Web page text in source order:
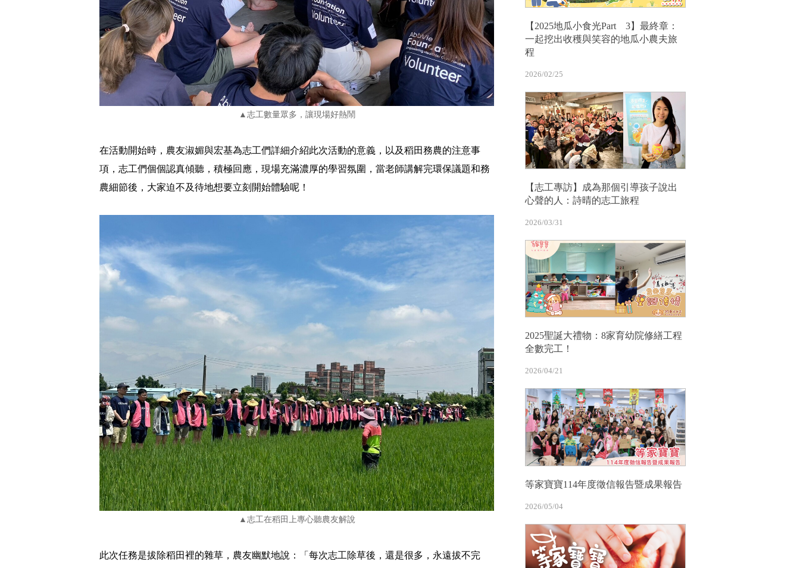
▲志工數量眾多，讓現場好熱鬧
在活動開始時，農友淑媚與宏基為志工們詳細介紹此次活動的意義，以及稻田務農的注意事
項，志工們個個認真傾聽，積極回應，現場充滿濃厚的學習氛圍，當老師講解完環保議題和務
農細節後，大家迫不及待地想要立刻開始體驗呢！
▲志工在稻田上專心聽農友解說
此次任務是拔除稻田裡的雜草，農友幽默地說：「每次志工除草後，還是很多，永遠拔不完
【2025地瓜小食光Part 3】最終章：
一起挖出收穫與笑容的地瓜小農夫旅
程
2026/02/25
【志工專訪】成為那個引導孩子說出
心聲的人：詩晴的志工旅程
2026/03/31
2025聖誕大禮物：8家育幼院修繕工程
全數完工！
2026/04/21
等家寶寶114年度徵信報告暨成果報告
2026/05/04